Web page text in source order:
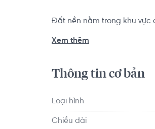
Đất nền nằm trong khu vực
Xem thêm
Thông tin cơ bản
Loại hình
Chiều dài